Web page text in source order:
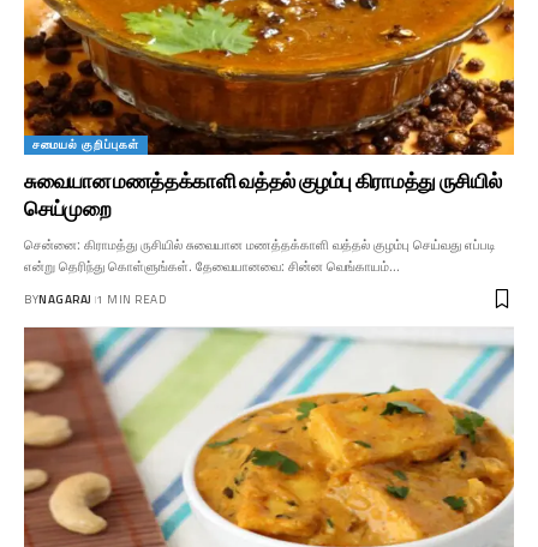
சமையல் குறிப்புகள்
சுவையான மணத்தக்காளி வத்தல் குழம்பு கிராமத்து ருசியில்
செய்முறை
சென்னை: கிராமத்து ருசியில் சுவையான மணத்தக்காளி வத்தல் குழம்பு செய்வது எப்படி
என்று தெரிந்து கொள்ளுங்கள். தேவையானவை: சின்ன வெங்காயம்…
BYNAGARAJ 1 MIN READ